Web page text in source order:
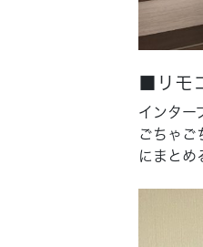
■リモ
インター
ごちゃご
にまとめ